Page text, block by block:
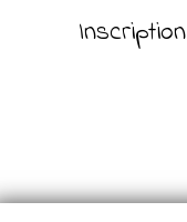
Inscription